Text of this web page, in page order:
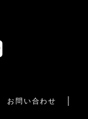
お問い合わせ